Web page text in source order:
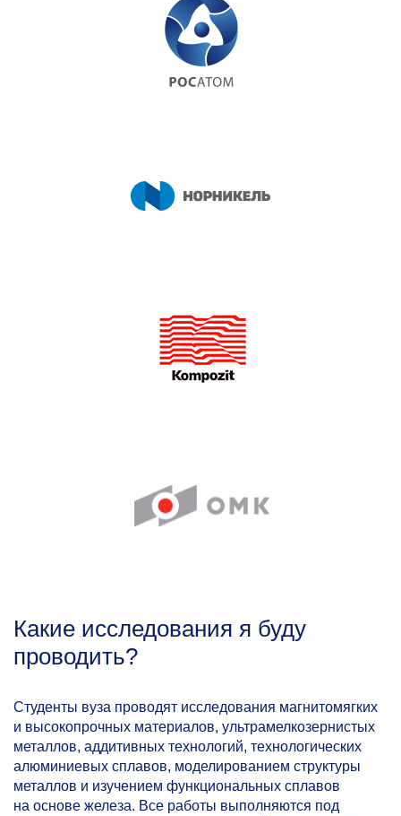
Какие исследования я буду
проводить?
Студенты вуза проводят исследования магнитомягких
и высокопрочных материалов, ультрамелкозернистых
металлов, аддитивных технологий, технологических
алюминиевых сплавов, моделированием структуры
металлов и изучением функциональных сплавов
на основе железа. Все работы выполняются под